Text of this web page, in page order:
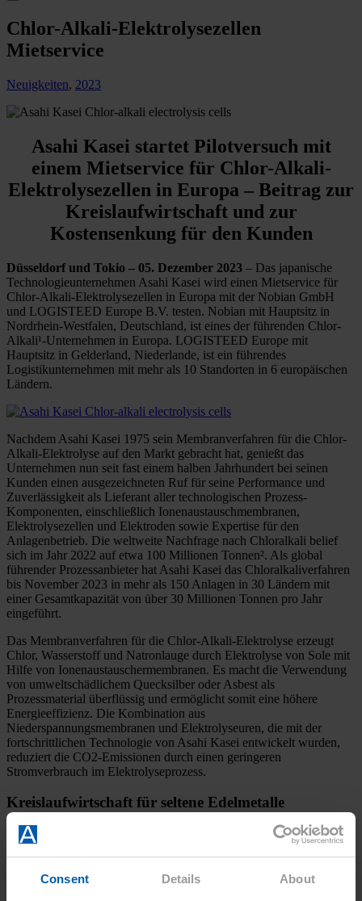
Consent Details About
Chlor-Alkali-Elektrolysezellen
Mietservice
Neuigkeiten, 2023
Asahi Kasei startet Pilotversuch mit
einem Mietservice für Chlor-Alkali-
Elektrolysezellen in Europa – Beitrag zur
Kreislaufwirtschaft und zur
Kostensenkung für den Kunden
Düsseldorf und Tokio – 05. Dezember 2023 – Das japanische
Technologieunternehmen Asahi Kasei wird einen Mietservice für
Chlor-Alkali-Elektrolysezellen in Europa mit der Nobian GmbH
und LOGISTEED Europe B.V. testen. Nobian mit Hauptsitz in
Nordrhein-Westfalen, Deutschland, ist eines der führenden Chlor-
Alkali¹-Unternehmen in Europa. LOGISTEED Europe mit
Hauptsitz in Gelderland, Niederlande, ist ein führendes
Logistikunternehmen mit mehr als 10 Standorten in 6 europäischen
Ländern.
Nachdem Asahi Kasei 1975 sein Membranverfahren für die Chlor-
Alkali-Elektrolyse auf den Markt gebracht hat, genießt das
Unternehmen nun seit fast einem halben Jahrhundert bei seinen
Kunden einen ausgezeichneten Ruf für seine Performance und
Zuverlässigkeit als Lieferant aller technologischen Prozess-
Komponenten, einschließlich Ionenaustauschmembranen,
Elektrolysezellen und Elektroden sowie Expertise für den
Anlagenbetrieb. Die weltweite Nachfrage nach Chloralkali belief
sich im Jahr 2022 auf etwa 100 Millionen Tonnen². Als global
führender Prozessanbieter hat Asahi Kasei das Chloralkaliverfahren
bis November 2023 in mehr als 150 Anlagen in 30 Ländern mit
einer Gesamtkapazität von über 30 Millionen Tonnen pro Jahr
eingeführt.
Das Membranverfahren für die Chlor-Alkali-Elektrolyse erzeugt
Chlor, Wasserstoff und Natronlauge durch Elektrolyse von Sole mit
Hilfe von Ionenaustauschermembranen. Es macht die Verwendung
von umweltschädlichem Quecksilber oder Asbest als
Prozessmaterial überflüssig und ermöglicht somit eine höhere
Energieeffizienz. Die Kombination aus
Niederspannungsmembranen und Elektrolyseuren, die mit der
fortschrittlichen Technologie von Asahi Kasei entwickelt wurden,
reduziert die CO2-Emissionen durch einen geringeren
Stromverbrauch im Elektrolyseprozess.
Kreislaufwirtschaft für seltene Edelmetalle
Die Preise für Edelmetalle, die in Elektrolysezellen verwendet
werden, sind aufgrund der starken Nachfrage nach Batterien und
gestiegen. Es wird erwartet, dass sich dieser Trend fortsetzt und